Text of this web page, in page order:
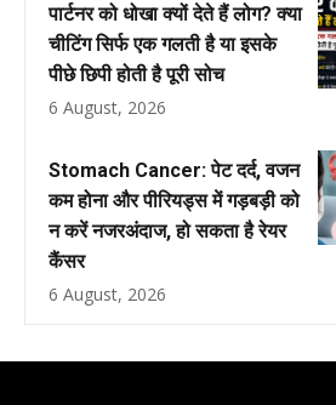
पार्टनर को धोखा क्यों देते हैं लोग? क्या
चीटिंग सिर्फ एक गलती है या इसके
पीछे छिपी होती है पूरी सोच
6 August, 2026
Stomach Cancer: पेट दर्द, वजन
कम होना और पीरियड्स में गड़बड़ी को
न करें नजरअंदाज, हो सकता है रेयर
कैंसर
6 August, 2026